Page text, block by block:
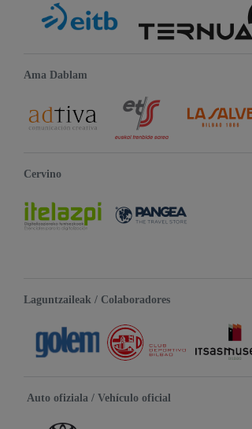
Ama Dablam
Cervino
Laguntzaileak / Colaboradores
Auto ofiziala / Vehículo oficial